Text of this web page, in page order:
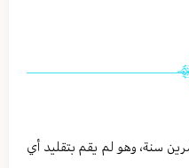
سنة، وهو لم يقم بتقليد أي